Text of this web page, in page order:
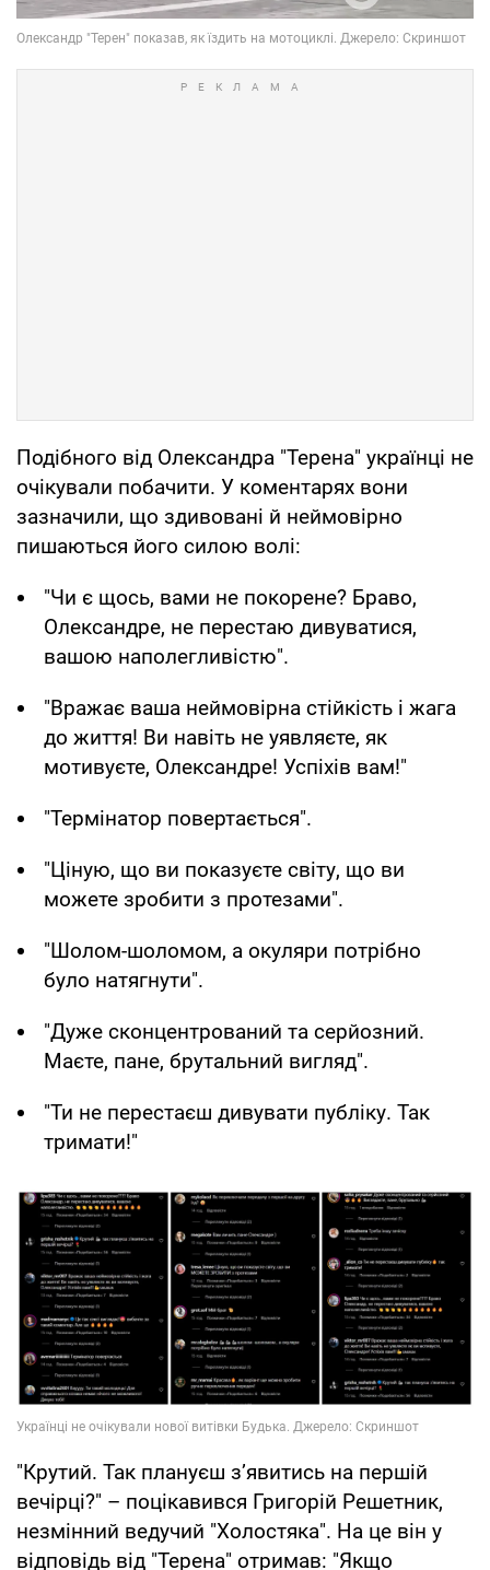
Подібного від Олександра "Терена" українці не
очікували побачити. У коментарях вони
зазначили, що здивовані й неймовірно
пишаються його силою волі:
"Чи є щось, вами не покорене? Браво,
Олександре, не перестаю дивуватися,
вашою наполегливістю".
"Вражає ваша неймовірна стійкість і жага
до життя! Ви навіть не уявляєте, як
мотивуєте, Олександре! Успіхів вам!"
"Термінатор повертається".
"Ціную, що ви показуєте світу, що ви
можете зробити з протезами".
"Шолом-шоломом, а окуляри потрібно
було натягнути".
"Дуже сконцентрований та серйозний.
Маєте, пане, брутальний вигляд".
"Ти не перестаєш дивувати публіку. Так
тримати!"
"Крутий. Так плануєш зʼявитись на першій
вечірці?" – поцікавився Григорій Решетник,
незмінний ведучий "Холостяка". На це він у
відповідь від "Терена" отримав: "Якщо